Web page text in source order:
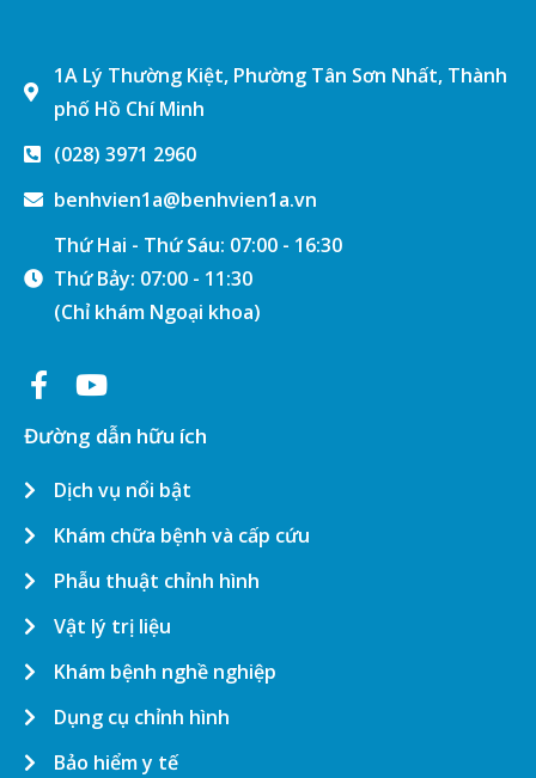
1A Lý Thường Kiệt, Phường Tân Sơn Nhất, Thành
phố Hồ Chí Minh
(028) 3971 2960
benhvien1a@benhvien1a.vn
Thứ Hai - Thứ Sáu: 07:00 - 16:30
Thứ Bảy: 07:00 - 11:30
(Chỉ khám Ngoại khoa)
Đường dẫn hữu ích
Dịch vụ nổi bật
Khám chữa bệnh và cấp cứu
Phẫu thuật chỉnh hình
Vật lý trị liệu
Khám bệnh nghề nghiệp
Dụng cụ chỉnh hình
Bảo hiểm y tế